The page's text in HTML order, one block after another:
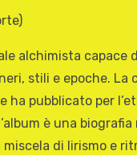
alchimista
stili e epoche. La
ha pubblicato per
è una
miscela di lirismo e